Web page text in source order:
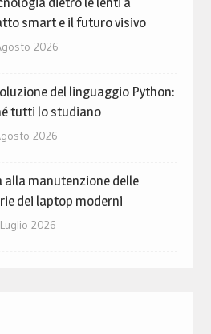
smart e il futuro visivo
2026
del linguaggio Python:
tutti lo studiano
2026
alla manutenzione delle
dei laptop moderni
2026